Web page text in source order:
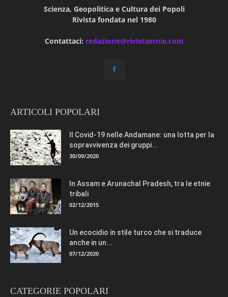
Scienza, Geopolitica e Cultura dei Popoli
Rivista fondata nel 1980
Contattaci: redazione@rivistaetnie.com
ARTICOLI POPOLARI
Il Covid-19 nelle Andamane: una lotta per la
sopravvivenza dei gruppi...
30/09/2020
In Assam e Arunachal Pradesh, tra le etnie
tribali
02/12/2015
Un ecocidio in stile turco che si traduce
anche in un...
07/12/2020
CATEGORIE POPOLARI